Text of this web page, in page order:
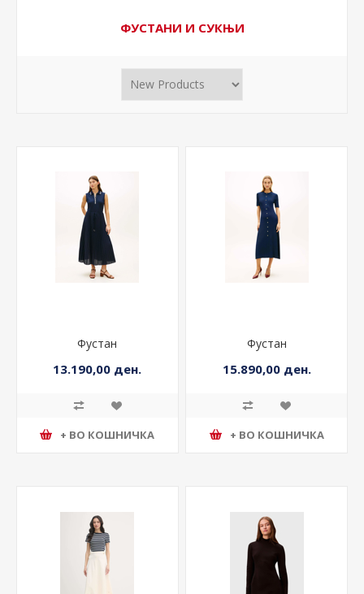
ФУСТАНИ И СУКЊИ
Фустан
13.190,00 ден.
Фустан
15.890,00 ден.